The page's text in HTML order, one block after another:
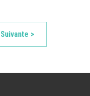
Suivante >